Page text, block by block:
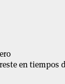
en tiempos